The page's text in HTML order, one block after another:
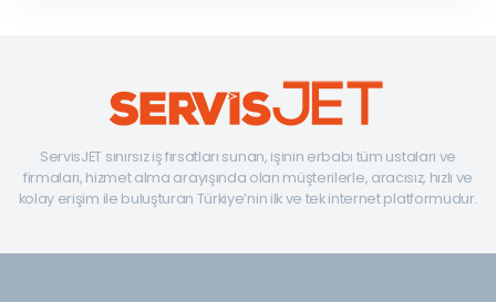
ServisJET sınırsız iş fırsatları sunan, işinin erbabı tüm ustaları ve
firmaları, hizmet alma arayışında olan müşterilerle, aracısız, hızlı ve
kolay erişim ile buluşturan Türkiye’nin ilk ve tek internet platformudur.